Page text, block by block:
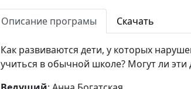
Описание програмы Скачать
Как развиваются дети, у которых
учиться в обычной школе? Могут ли